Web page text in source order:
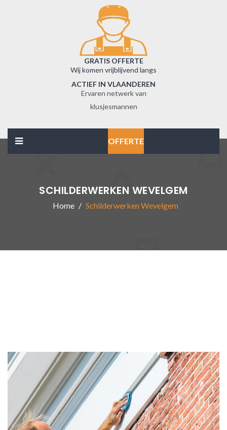
GRATIS OFFERTE
Wij komen vrijblijvend langs
ACTIEF IN VLAANDEREN
Ervaren netwerk van
klusjesmannen
OFFERTE
SCHILDERWERKEN WEVELGEM
Home Schilderwerken Wevelgem